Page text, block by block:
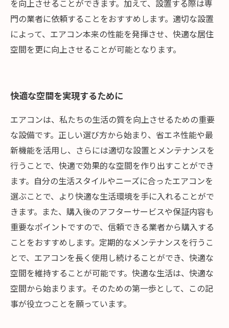
を向上させることができます。加えて、設置する際は専
門の業者に依頼することをおすすめします。適切な設置
によって、エアコン本来の性能を発揮させ、快適な居住
空間を更に向上させることが可能となります。
快適な空間を実現するために
エアコンは、私たちの生活の質を向上させるための重要
な設備です。正しい選び方から始まり、省エネ性能や最
新機能を活用し、さらには適切な設置とメンテナンスを
行うことで、快適で効果的な空間を作り出すことができ
ます。自分の生活スタイルやニーズに合ったエアコンを
選ぶことで、より快適な生活環境を手に入れることがで
きます。また、購入後のアフターサービスや保証内容も
重要なポイントですので、信頼できる業者から購入する
ことをおすすめします。定期的なメンテナンスを行うこ
とで、エアコンを長く使用し続けることができ、快適な
空間を維持することが可能です。快適な生活は、快適な
空間から始まります。そのための第一歩として、この記
事が役立つことを願っています。